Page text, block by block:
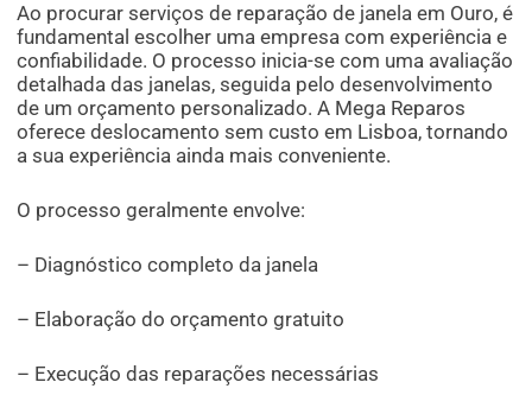
Ao procurar serviços de reparação de janela em Ouro, é
fundamental escolher uma empresa com experiência e
confiabilidade. O processo inicia-se com uma avaliação
detalhada das janelas, seguida pelo desenvolvimento
de um orçamento personalizado. A Mega Reparos
oferece deslocamento sem custo em Lisboa, tornando
a sua experiência ainda mais conveniente.
O processo geralmente envolve:
– Diagnóstico completo da janela
– Elaboração do orçamento gratuito
– Execução das reparações necessárias